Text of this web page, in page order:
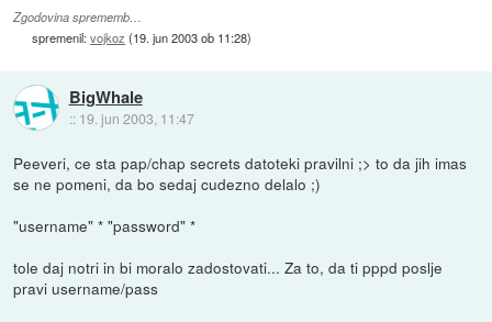
Zgodovina sprememb…
spremenil:vojkoz (19. jun 2003 ob 11:28)
BigWhale
:: 19. jun 2003, 11:47
Peeveri, ce sta pap/chap secrets datoteki pravilni ;> to da jih imas
se ne pomeni, da bo sedaj cudezno delalo ;)
"username" * "password" *
tole daj notri in bi moralo zadostovati... Za to, da ti pppd poslje
pravi username/pass